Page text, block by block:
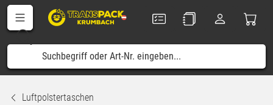
Luftpolstertaschen